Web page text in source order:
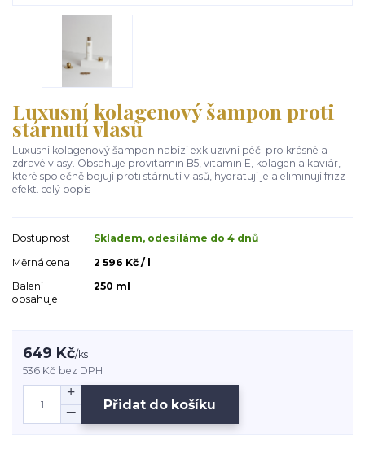
Luxusní kolagenový šampon proti
stárnutí vlasů
Luxusní kolagenový šampon nabízí exkluzivní péči pro krásné a
zdravé vlasy. Obsahuje provitamin B5, vitamin E, kolagen a kaviár,
které společně bojují proti stárnutí vlasů, hydratují je a eliminují frizz
efekt. celý popis
Dostupnost
Skladem, odesíláme do 4 dnů
Měrná cena
2 596 Kč / l
Balení
obsahuje
250 ml
649 Kč/ks
536 Kč bez DPH
Přidat do košíku